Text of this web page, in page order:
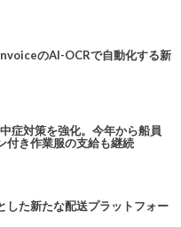
のAI-OCRで自動化する新
症対策を強化。今年から船員
付き作業服の支給も継続
た新たな配送プラットフォー